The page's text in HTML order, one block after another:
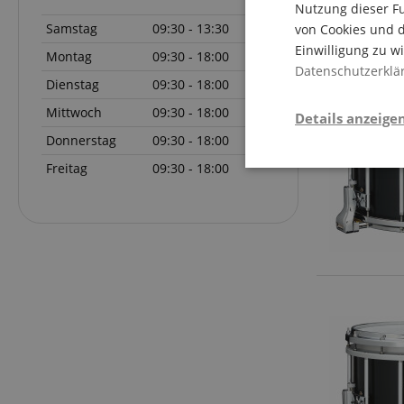
Samstag
09:30 - 13:30
Montag
09:30 - 18:00
Dienstag
09:30 - 18:00
Mittwoch
09:30 - 18:00
Donnerstag
09:30 - 18:00
Freitag
09:30 - 18:00
Nutzung dieser
von Cookies und
Einwilligung zu
Details
Statistik-Cookies
nicht verwendet